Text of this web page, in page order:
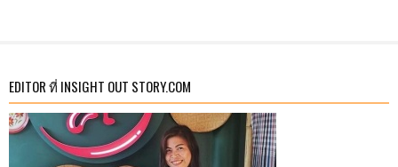
EDITOR ที่ INSIGHT OUT STORY.COM